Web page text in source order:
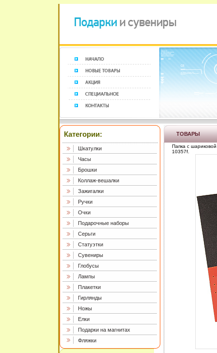
Категории:
Шкатулки
Часы
Брошки
Коллаж-вешалки
Зажигалки
Ручки
Очки
Подарочные наборы
Серьги
Статуэтки
Сувениры
Глобусы
Лампы
Плакетки
Гирлянды
Ножы
Елки
Подарки на магнитах
Фляжки
ТОВАРЫ
Папка с
10357f.